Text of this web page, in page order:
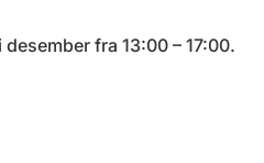
fra 13:00 – 17:00.